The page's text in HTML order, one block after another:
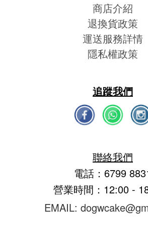
商店介紹
退換貨政策
運送服務詳情
隱私權政策
追蹤我們
聯絡我們
電話：6799
營業時間：12:00 -
EMAIL: